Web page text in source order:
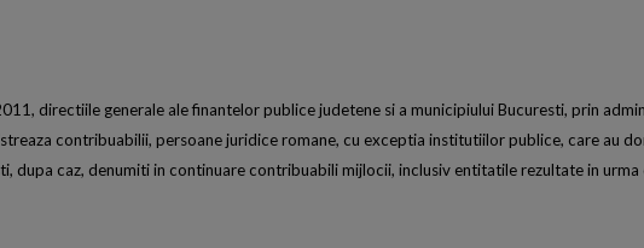
directiile generale ale finantelor publice judetene si a municipiului Bucuresti, prin
contribuabilii, persoane juridice romane, cu exceptia institutiilor publice, care au
dupa caz, denumiti in continuare contribuabili mijlocii, inclusiv entitatile rezultate in